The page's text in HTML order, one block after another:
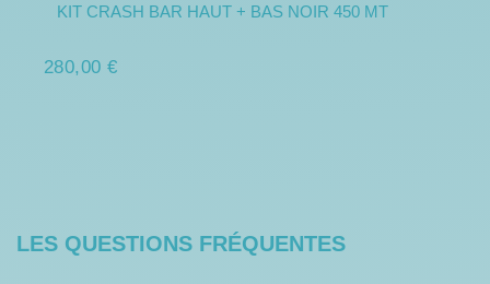
KIT CRASH BAR HAUT + BAS NOIR 450 MT
280,00 €
LES QUESTIONS FRÉQUENTES